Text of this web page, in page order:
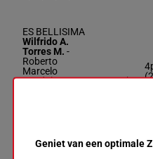
8
ES BELLISIMA
Wilfrido A.
Torres M. -
Roberto
Marcelo
Landola
M/457 kg
Geniet van een optimale